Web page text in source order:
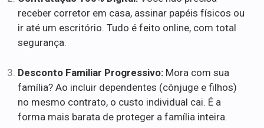
receber corretor em casa, assinar papéis físicos ou
ir até um escritório. Tudo é feito online, com total
segurança.
Desconto Familiar Progressivo: Mora com sua
família? Ao incluir dependentes (cônjuge e filhos)
no mesmo contrato, o custo individual cai. É a
forma mais barata de proteger a família inteira.